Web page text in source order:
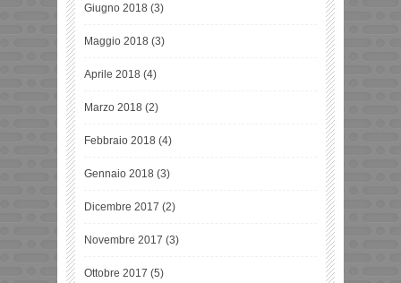
Giugno 2018 (3)
Maggio 2018 (3)
Aprile 2018 (4)
Marzo 2018 (2)
Febbraio 2018 (4)
Gennaio 2018 (3)
Dicembre 2017 (2)
Novembre 2017 (3)
Ottobre 2017 (5)